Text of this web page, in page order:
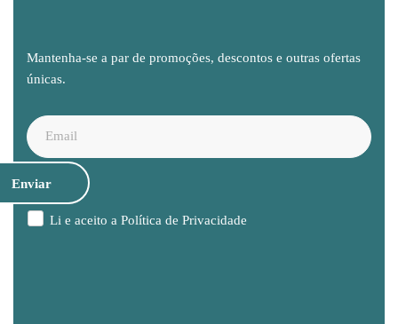
Mantenha-se a par de promoções, descontos e outras ofertas
únicas.
Li e aceito a Política de Privacidade